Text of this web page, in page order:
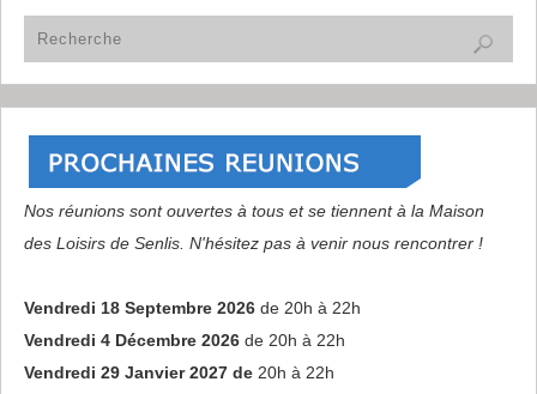
Nos réunions sont ouvertes à tous et se tiennent à la Maison
des Loisirs de Senlis. N'hésitez pas à venir nous rencontrer !
Vendredi 18 Septembre 2026de 20h à 22h
Vendredi 4 Décembre 2026de 20h à 22h
Vendredi 29 Janvier 2027 de20h à 22h